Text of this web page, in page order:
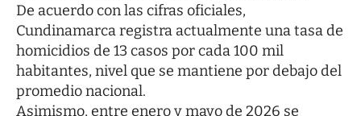
De acuerdo con las cifras oficiales,
Cundinamarca registra actualmente una tasa de
homicidios de 13 casos por cada 100 mil
habitantes, nivel que se mantiene por debajo del
promedio nacional.
Asimismo, entre enero y mayo de 2026 se